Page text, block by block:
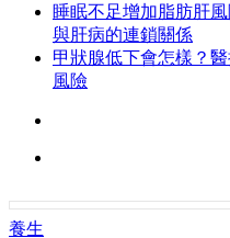
睡眠不足增加脂肪肝
與肝病的連鎖關係
甲狀腺低下會怎樣？
風險
養生